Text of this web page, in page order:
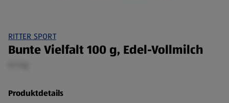
RITTER SPORT
Bunte Vielfalt 100 g, Edel-Vollmilch
Produktdetails